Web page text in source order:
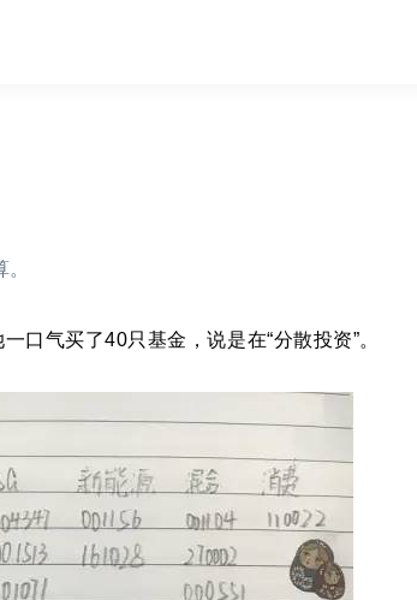
口气买了40只基金，说是在“分散投资”。